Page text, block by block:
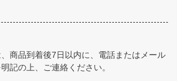
商品到着後7日以内に、電話またはメール
記の上、ご連絡ください。